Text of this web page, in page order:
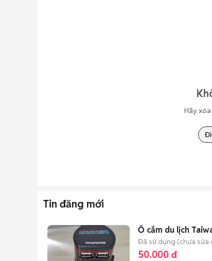
Hãy
Tin đăng mới
Ổ cắm du lịch
Đã sử dụng (chưa sửa
50.000 đ